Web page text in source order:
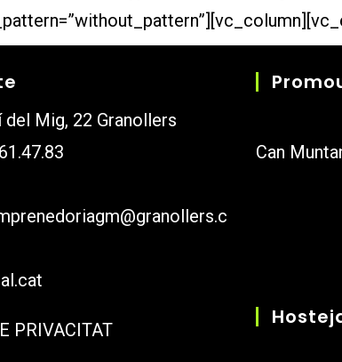
del Mig, 22 Granollers
PRIVACITAT
Can